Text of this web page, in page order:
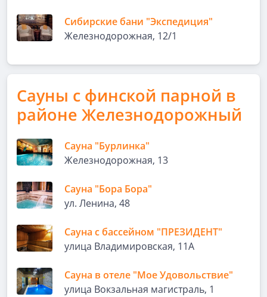
Сибирские бани "Экспедиция"
Железнодорожная, 12/1
Сауны с финской парной в
районе Железнодорожный
Сауна "Бурлинка"
Железнодорожная, 13
Сауна "Бора Бора"
ул. Ленина, 48
Сауна с бассейном "ПРЕЗИДЕНТ"
улица Владимировская, 11А
Сауна в отеле "Мое Удовольствие"
улица Вокзальная магистраль, 1